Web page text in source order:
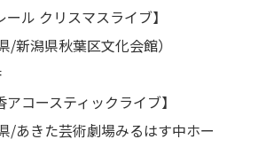
クリスマスライブ】
潟県秋葉区文化会館）
ースティックライブ】
きた芸術劇場みるはす中ホー